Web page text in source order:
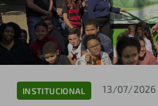
INSTITUCIONAL 13/07/2026